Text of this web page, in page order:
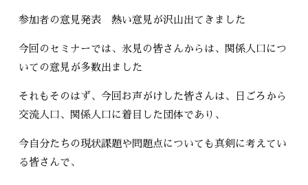
参加者の意見発表 熱い意見が沢山出てきました
今回のセミナーでは、氷見の皆さんからは、関係人口につ
いての意見が多数出ました
それもそのはず、今回お声がけした皆さんは、日ごろから
交流人口、関係人口に着目した団体であり、
今自分たちの現状課題や問題点についても真剣に考えてい
る皆さんで、